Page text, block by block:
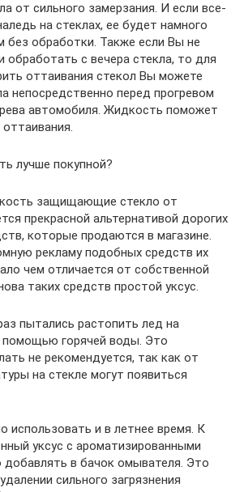
от сильного замерзания. И если все-
на стеклах, ее будет намного
без обработки. Также если Вы не
обработать с вечера стекла, то для
оттаивания стекол Вы можете
непосредственно перед прогревом
автомобиля. Жидкость поможет
лучше покупной?
защищающие стекло от
прекрасной альтернативой дорогих
которые продаются в магазине.
рекламу подобных средств их
чем отличается от собственной
таких средств простой уксус.
пытались растопить лед на
помощью горячей воды. Это
не рекомендуется, так как от
на стекле могут появиться
использовать и в летнее время. К
уксус с ароматизированными
в бачок омывателя. Это
сильного загрязнения